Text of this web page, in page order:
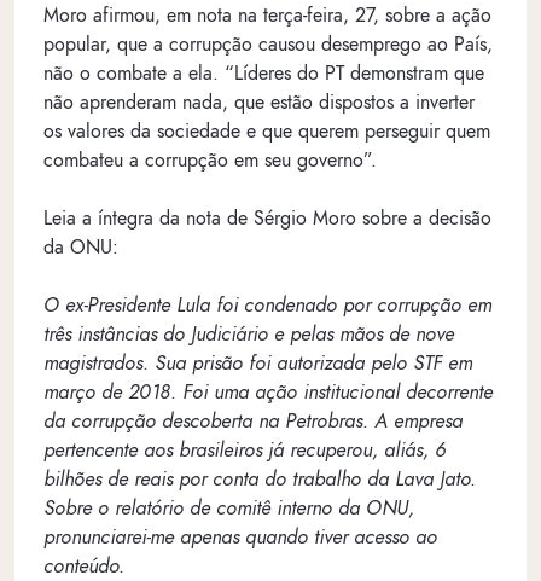
Moro afirmou, em nota na terça-feira, 27, sobre a ação
popular, que a corrupção causou desemprego ao País,
não o combate a ela. “Líderes do PT demonstram que
não aprenderam nada, que estão dispostos a inverter
os valores da sociedade e que querem perseguir quem
combateu a corrupção em seu governo”.
Leia a íntegra da nota de Sérgio Moro sobre a decisão
da ONU:
O ex-Presidente Lula foi condenado por corrupção em
três instâncias do Judiciário e pelas mãos de nove
magistrados. Sua prisão foi autorizada pelo STF em
março de 2018. Foi uma ação institucional decorrente
da corrupção descoberta na Petrobras. A empresa
pertencente aos brasileiros já recuperou, aliás, 6
bilhões de reais por conta do trabalho da Lava Jato.
Sobre o relatório de comitê interno da ONU,
pronunciarei-me apenas quando tiver acesso ao
conteúdo.